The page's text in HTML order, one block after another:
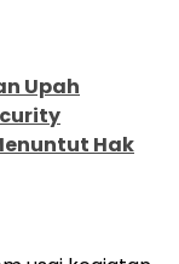
Upah
Hak